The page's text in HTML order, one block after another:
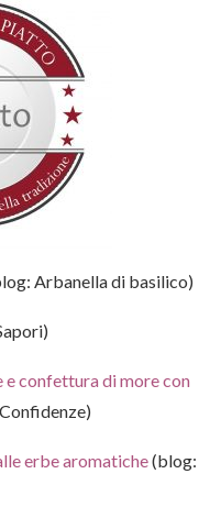
Arbanella di basilico)
e confettura di more con
erbe aromatiche(blog: